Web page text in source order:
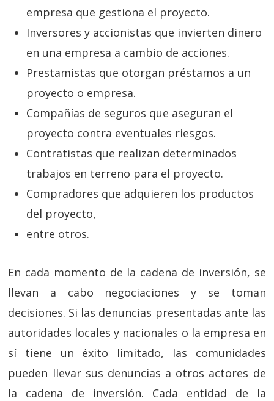
empresa que gestiona el proyecto.
Inversores y accionistas que invierten dinero
en una empresa a cambio de acciones.
Prestamistas que otorgan préstamos a un
proyecto o empresa.
Compañías de seguros que aseguran el
proyecto contra eventuales riesgos.
Contratistas que realizan determinados
trabajos en terreno para el proyecto.
Compradores que adquieren los productos
del proyecto,
entre otros.
En cada momento de la cadena de inversión, se
llevan a cabo negociaciones y se toman
decisiones. Si las denuncias presentadas ante las
autoridades locales y nacionales o la empresa en
sí tiene un éxito limitado, las comunidades
pueden llevar sus denuncias a otros actores de
la cadena de inversión. Cada entidad de la